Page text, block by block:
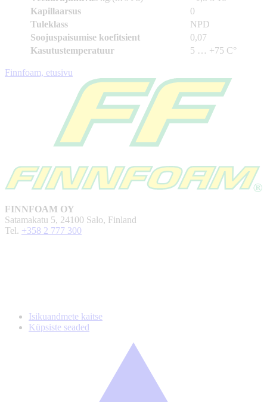
Kapillaarsus
0
Tuleklass
NPD
Soojuspaisumise koefitsient
0,07
Kasutustemperatuur
5 … +75 C°
Finnfoam, etusivu
FINNFOAM OY
Satamakatu 5, 24100 Salo, Finland
Tel. +358 2 777 300
Isikuandmete kaitse
Küpsiste seaded